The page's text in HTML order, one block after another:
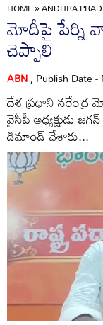
HOME»ANDHRA
మోదీపై పేర్ని
చెప్పాలి
ABN, Publish Date
దేశ ప్రధాని
వైసీపీ అధ్యక్షుడు
డిమాండ్‌ చేశారు...